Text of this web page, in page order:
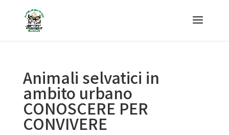
Animali selvatici in
ambito urbano
CONOSCERE PER
CONVIVERE